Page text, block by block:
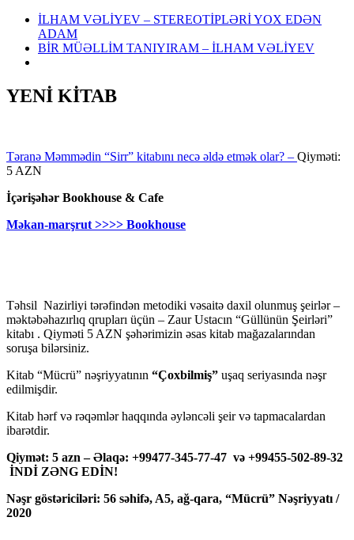
İLHAM VƏLİYEV – STEREOTİPLƏRİ YOX EDƏN
ADAM
BİR MÜƏLLİM TANIYIRAM – İLHAM VƏLİYEV
YENİ KİTAB
Təranə Məmmədin “Sirr” kitabını necə əldə etmək olar? – Qiyməti:
5 AZN
İçərişəhər Bookhouse & Cafe
Məkan-marşrut >>>> Bookhouse
Təhsil Nazirliyi tərəfindən metodiki vəsaitə daxil olunmuş şeirlər –
məktəbəhazırlıq qrupları üçün – Zaur Ustacın “Güllünün Şeirləri”
kitabı . Qiyməti 5 AZN şəhərimizin əsas kitab mağazalarından
soruşa bilərsiniz.
Kitab “Mücrü” nəşriyyatının “Çoxbilmiş” uşaq seriyasında nəşr
edilmişdir.
Kitab hərf və rəqəmlər haqqında əyləncəli şeir və tapmacalardan
ibarətdir.
Qiymət: 5 azn – Əlaqə: +99477-345-77-47 və +99455-502-89-32
İNDİ ZƏNG EDİN!
Nəşr göstəriciləri: 56 səhifə, A5, ağ-qara, “Mücrü” Nəşriyyatı /
2020